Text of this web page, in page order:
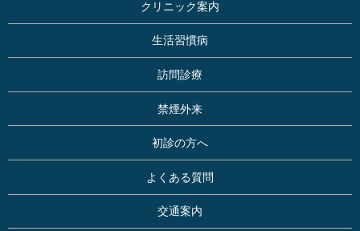
クリニック案内
生活習慣病
訪問診療
禁煙外来
初診の方へ
よくある質問
交通案内